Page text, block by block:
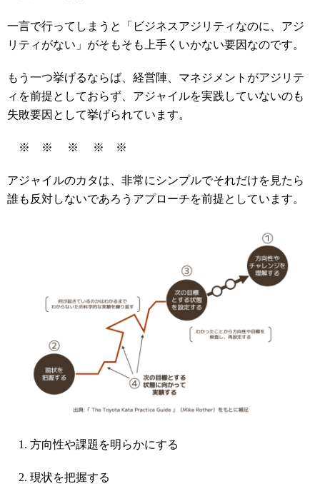
一言で行ってしまうと「ビジネスアジリティなのに、アジ
リティがない」がそもそも上手くいかない要因なのです。
もう一つ挙げるならば、経営陣、マネジメントがアジリテ
ィを前提としておらず、アジャイルを実践していないのも
失敗要因として挙げられています。
※ ※ ※ ※ ※
アジャイルのカタは、非常にシンプルでそれだけを見たら
誰も反対しないであろうアプローチを前提としています。
方向性や課題を明らかにする
現状を把握する